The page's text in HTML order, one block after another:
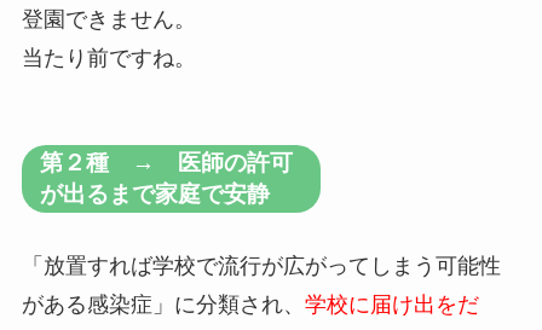
登園できません。
当たり前ですね。
第２種 → 医師の許可
が出るまで家庭で安静
「放置すれば学校で流行が広がってしまう可能性
がある感染症」に分類され、 学校に届け出をだ